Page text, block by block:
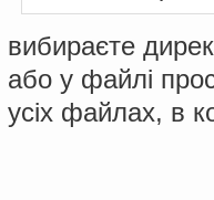
вибираєте
або у файлі
усіх файлах, в